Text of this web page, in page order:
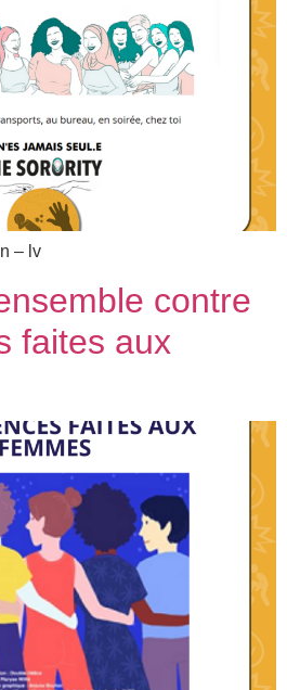
– lv
contre
faites aux